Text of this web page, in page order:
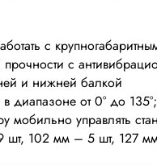
с
с
и нижней балкой
диапазоне от 0° до 135°;
мобильно управлять
шт, 102 мм – 5 шт, 127